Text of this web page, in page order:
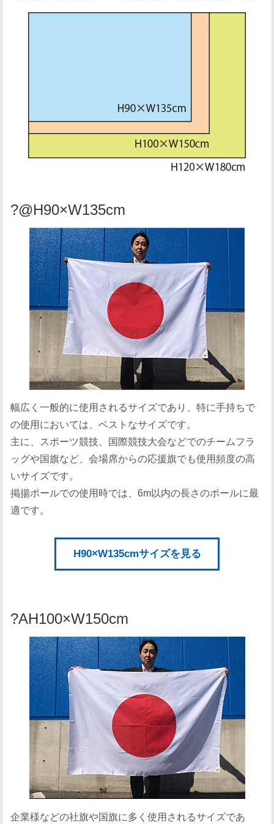
?@H90×W135cm
幅広く一般的に使用されるサイズであり、特に手持ちで
の使用においては、ベストなサイズです。
主に、スポーツ競技、国際競技大会などでのチームフラ
ッグや国旗など、会場席からの応援旗でも使用頻度の高
いサイズです。
掲揚ポールでの使用時では、6m以内の長さのポールに最
適です。
H90×W135cmサイズを見る
?AH100×W150cm
企業様などの社旗や国旗に多く使用されるサイズであ